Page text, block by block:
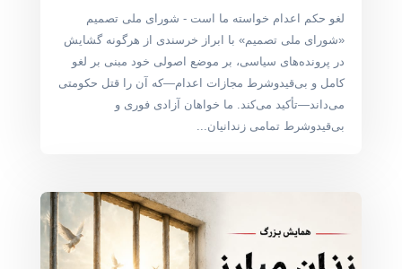
لغو حکم اعدام خواسته ما است - شورای ملی تصمیم
«شورای ملی تصمیم» با ابراز خرسندی از هرگونه گشایش
در پرونده‌های سیاسی، بر موضع اصولی خود مبنی بر لغو
کامل و بی‌قیدوشرط مجازات اعدام—که آن را قتل حکومتی
می‌داند—تأکید می‌کند. ما خواهان آزادی فوری و
بی‌قیدوشرط تمامی زندانیان...